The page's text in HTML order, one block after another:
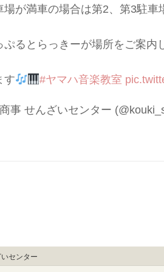
場が満車の場合は第2、第3駐車
るとらっきーが場所をご案内
す
#ヤマハ音楽教室
事 せんざいセンター
センター